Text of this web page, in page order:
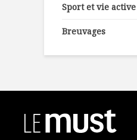
Sport et vie active
Breuvages